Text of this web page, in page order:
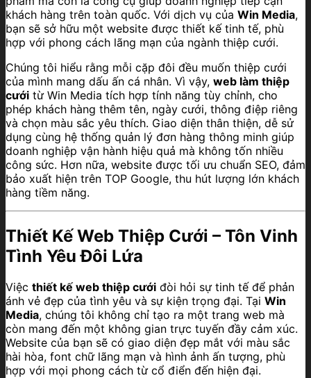
khách hàng trên toàn quốc. Với dịch vụ của Win Media,
bạn sẽ sở hữu một website được thiết kế tinh tế, phù
hợp với phong cách lãng mạn của ngành thiệp cưới.
Chúng tôi hiểu rằng mỗi cặp đôi đều muốn thiệp cưới
của mình mang dấu ấn cá nhân. Vì vậy, web làm thiệp
cưới từ Win Media tích hợp tính năng tùy chỉnh, cho
phép khách hàng thêm tên, ngày cưới, thông điệp riêng
và chọn màu sắc yêu thích. Giao diện thân thiện, dễ sử
dụng cùng hệ thống quản lý đơn hàng thông minh giúp
doanh nghiệp vận hành hiệu quả mà không tốn nhiều
công sức. Hơn nữa, website được tối ưu chuẩn SEO, đảm
bảo xuất hiện trên TOP Google, thu hút lượng lớn khách
hàng tiềm năng.
Thiết Kế Web Thiệp Cưới – Tôn Vinh
Tình Yêu Đôi Lứa
Việc thiết kế web thiệp cưới đòi hỏi sự tinh tế để phản
ánh vẻ đẹp của tình yêu và sự kiện trọng đại. Tại Win
Media, chúng tôi không chỉ tạo ra một trang web mà
còn mang đến một không gian trực tuyến đầy cảm xúc.
Website của bạn sẽ có giao diện đẹp mắt với màu sắc
hài hòa, font chữ lãng mạn và hình ảnh ấn tượng, phù
hợp với mọi phong cách từ cổ điển đến hiện đại.